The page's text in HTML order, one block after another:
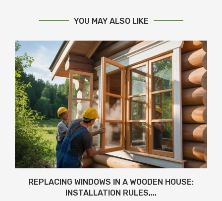
YOU MAY ALSO LIKE
REPLACING WINDOWS IN A WOODEN HOUSE:
INSTALLATION RULES,...